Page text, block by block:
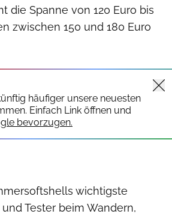
die Spanne von 120 Euro bis
zwischen 150 und 180 Euro
häufiger unsere neuesten
Einfach Link öffnen und
bevorzugen.
wichtigste
Tester beim Wandern,